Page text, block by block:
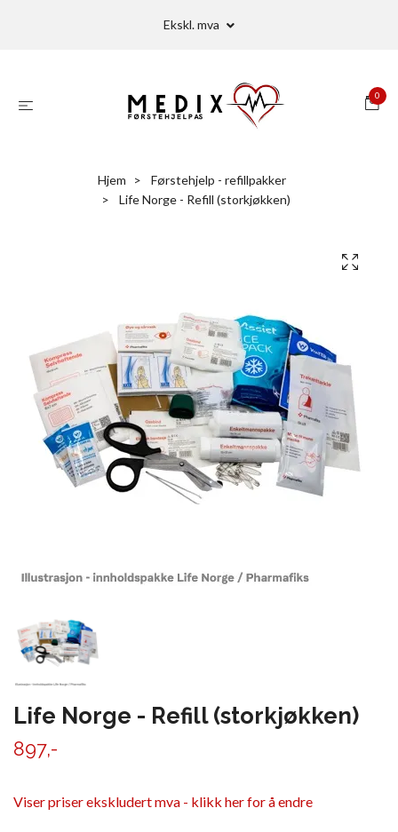
Ekskl. mva
0
Hjem
Førstehjelp - refillpakker
Life Norge - Refill (storkjøkken)
Life Norge - Refill (storkjøkken)
897,-
Viser priser ekskludert mva - klikk her for å endre